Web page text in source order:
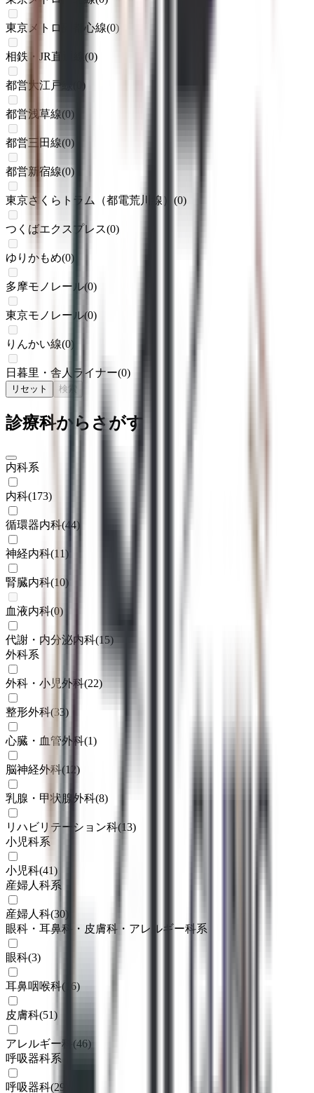
東京メトロ副都心線(0)
相鉄・JR直通線 (0)
都営大江戸線 )
都営浅草線(0)
都営三田線(0)
都営新宿線(0)
東京さくらトラム（都電荒川線） (0)
つくばエクスプレス(0)
ゆりかもめ(0)
多摩モノレール(0)
東京モノレール(0)
りんかい線(0)
日暮里・舎人ライナー(0)
リセット 検索
診療科からさがす
内科系
内科(173)
循環器内科(44)
神経内科(11)
腎臓内科(10)
血液内科(0)
代謝・内分泌内科(15)
外科系
外科・小児外科(22)
整形外科(33)
心臓・血管外科(1)
脳神経外科(12)
乳腺・甲状腺外科(8)
リハビリテーション科(13)
小児科系
小児科(41)
産婦人科系
産婦人科(30)
眼科・耳鼻科・皮膚科・アレルギー科系
眼科(3)
耳鼻咽喉科( 16)
皮膚科(51)
アレルギー科 (46)
呼吸器科系
呼吸器科(29